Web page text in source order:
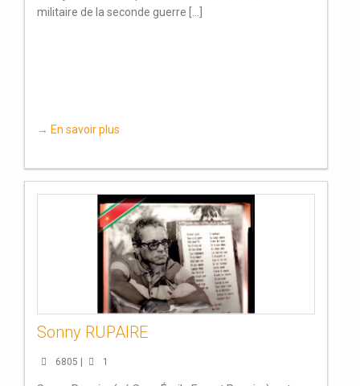
militaire de la seconde guerre [...]
→ En savoir plus
Sonny RUPAIRE
6805 | 1